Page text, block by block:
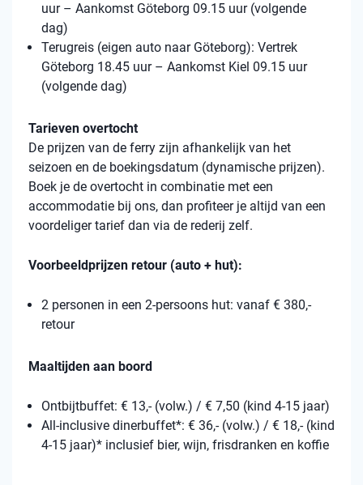
uur – Aankomst Göteborg 09.15 uur (volgende
dag)
Terugreis (eigen auto naar Göteborg): Vertrek
Göteborg 18.45 uur – Aankomst Kiel 09.15 uur
(volgende dag)
Tarieven overtocht
De prijzen van de ferry zijn afhankelijk van het
seizoen en de boekingsdatum (dynamische prijzen).
Boek je de overtocht in combinatie met een
accommodatie bij ons, dan profiteer je altijd van een
voordeliger tarief dan via de rederij zelf.
Voorbeeldprijzen retour (auto + hut):
2 personen in een 2-persoons hut: vanaf € 380,-
retour
Maaltijden aan boord
Ontbijtbuffet: € 13,- (volw.) / € 7,50 (kind 4-15 jaar)
All-inclusive dinerbuffet*: € 36,- (volw.) / € 18,- (kind
4-15 jaar)* inclusief bier, wijn, frisdranken en koffie